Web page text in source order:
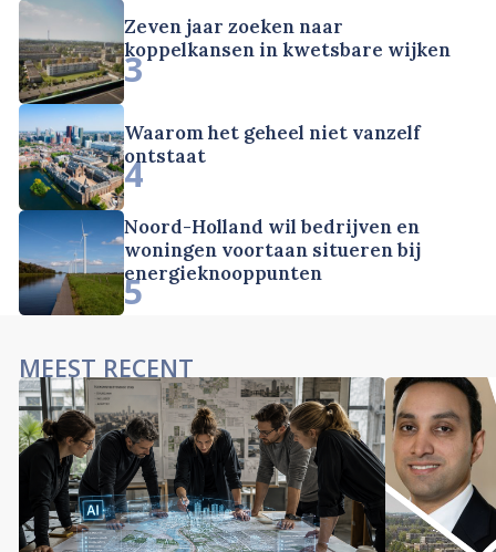
Zeven jaar zoeken naar
koppelkansen in kwetsbare wijken
3
Waarom het geheel niet vanzelf
ontstaat
4
Noord-Holland wil bedrijven en
woningen voortaan situeren bij
energieknooppunten
5
MEEST RECENT